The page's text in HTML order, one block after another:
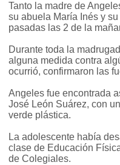
Tanto la madre de
su abuela María Inés y
pasadas las 2 de la
Durante toda la
alguna medida contra
ocurrió, confirmaron las
Angeles fue encontrada
José León Suárez, con
verde plástica.
La adolescente había
clase de Educación
de Colegiales.